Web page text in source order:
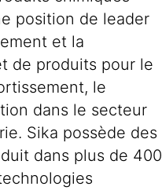
position de leader
et la
de produits pour le
le
dans le secteur
Sika possède des
dans plus de 400